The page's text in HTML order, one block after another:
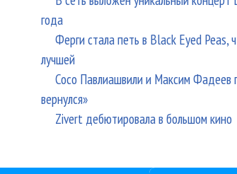
года
Ферги стала петь в Black Eyed Peas,
лучшей
Сосо Павлиашвили и Максим Фадеев
вернулся»
Zivert дебютировала в большом кино